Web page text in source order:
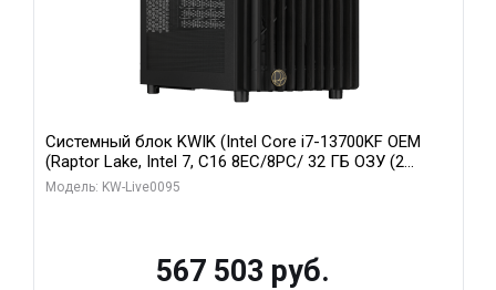
Системный блок KWIK (Intel Core i7-13700KF OEM
(Raptor Lake, Intel 7, C16 8EC/8PC/ 32 ГБ ОЗУ (2
модуля)/ Afox RTX4090 24GB GDDR6X 384-Bit 3xDP
Модель: KW-Live0095
567 503 руб.